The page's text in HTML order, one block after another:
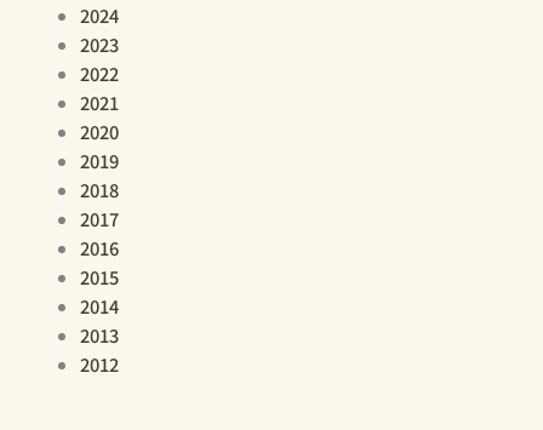
2024
2023
2022
2021
2020
2019
2018
2017
2016
2015
2014
2013
2012